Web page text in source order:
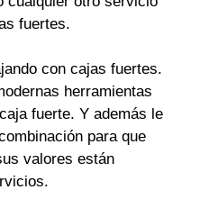
fuertes.
con cajas fuertes.
herramientas
fuerte. Y además le
para que
valores están